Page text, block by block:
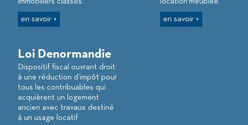
immobiliers classés.
en savoir +
location meublée.
en savoir +
Loi Denormandie
Dispositif fiscal ouvrant droit
à une réduction d’impôt pour
tous les contribuables qui
acquièrent un logement
ancien avec travaux destiné
à un usage locatif